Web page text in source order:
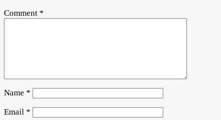
Comment *
Name *
Email *